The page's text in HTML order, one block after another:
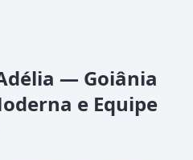
— Goiânia
e Equipe